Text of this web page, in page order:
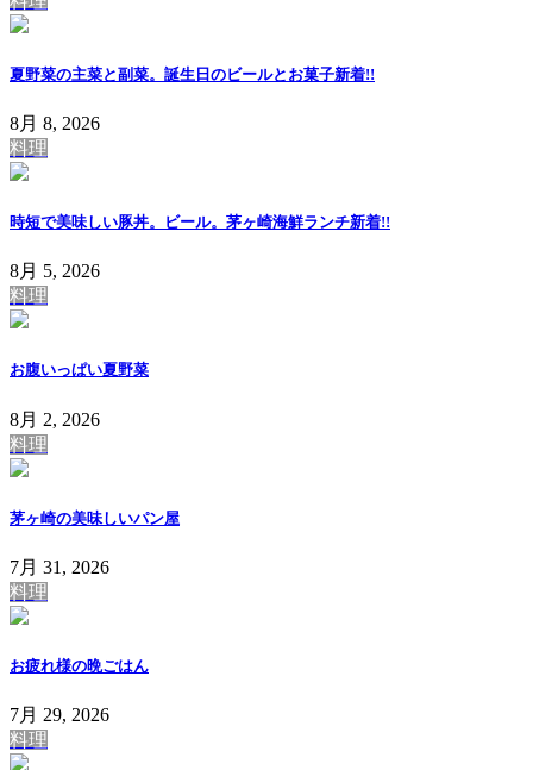
夏野菜の主菜と副菜。誕生日のビールとお菓子新着!!
8月 8, 2026
料理
時短で美味しい豚丼。ビール。茅ヶ崎海鮮ランチ新着!!
8月 5, 2026
料理
お腹いっぱい夏野菜
8月 2, 2026
料理
茅ヶ崎の美味しいパン屋
7月 31, 2026
料理
お疲れ様の晩ごはん
7月 29, 2026
料理